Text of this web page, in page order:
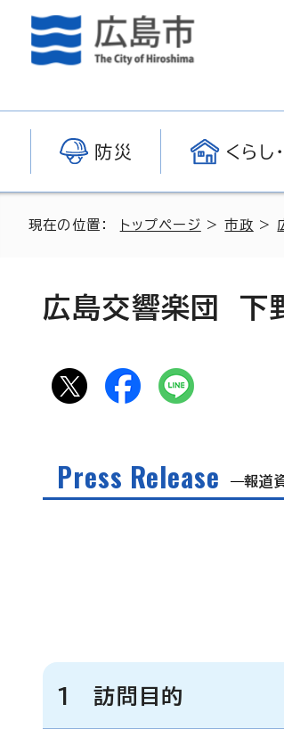
防災 くらし
現在の位置： トップページ >市政 >
広島交響楽団 下
Press Release 報道
1 訪問目的